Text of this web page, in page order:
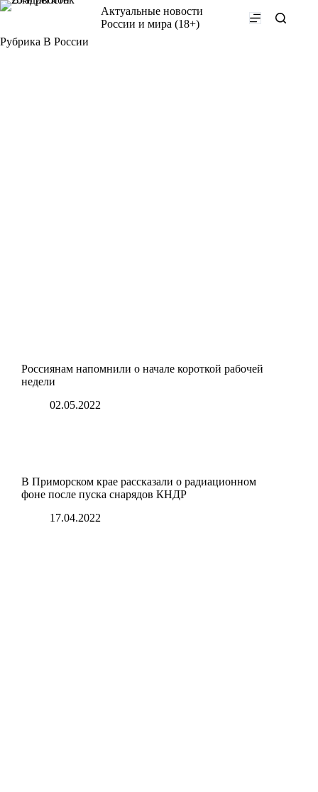
Перейти
Актуальные новости
России и мира (18+)
Рубрика В России
Россиянам напомнили о начале короткой рабочей
недели
02.05.2022
В Приморском крае рассказали о радиационном
фоне после пуска снарядов КНДР
17.04.2022